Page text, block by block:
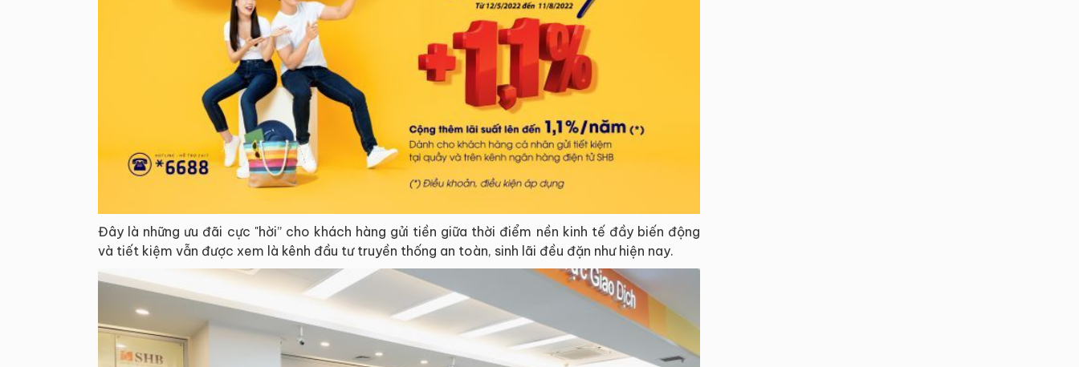
Đây là những ưu đãi cực "hời” cho khách hàng gửi tiền giữa thời điểm nền kinh tế đầy biến động
và tiết kiệm vẫn được xem là kênh đầu tư truyền thống an toàn, sinh lãi đều đặn như hiện nay.